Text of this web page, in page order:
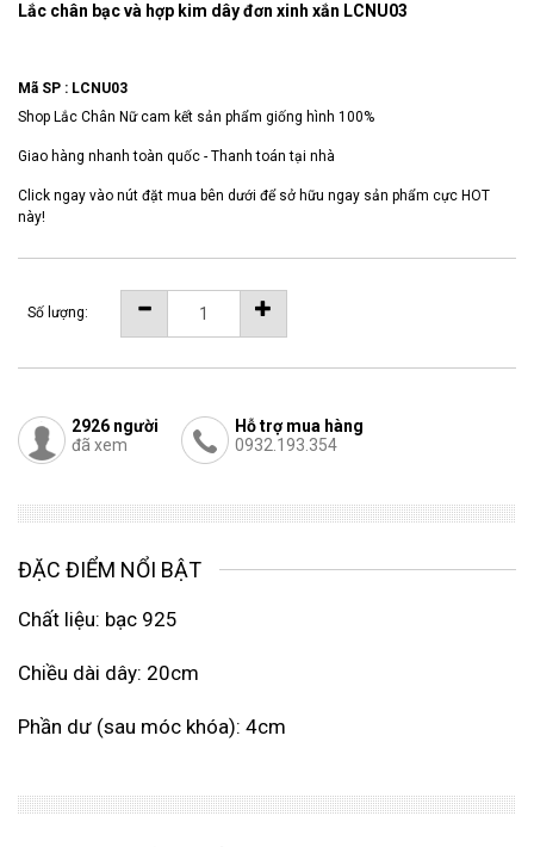
Lắc chân bạc và hợp kim dây đơn xinh xắn LCNU03
Mã SP : LCNU03
Shop Lắc Chân Nữ cam kết sản phẩm giống hình 100%
Giao hàng nhanh toàn quốc - Thanh toán tại nhà
Click ngay vào nút đặt mua bên dưới để sở hữu ngay sản phẩm cực HOT
này!
Số lượng:
2926 người
đã xem
Hỗ trợ mua hàng
0932.193.354
ĐẶC ĐIỂM NỔI BẬT
Chất liệu: bạc 925
Chiều dài dây: 20cm
Phần dư (sau móc khóa): 4cm